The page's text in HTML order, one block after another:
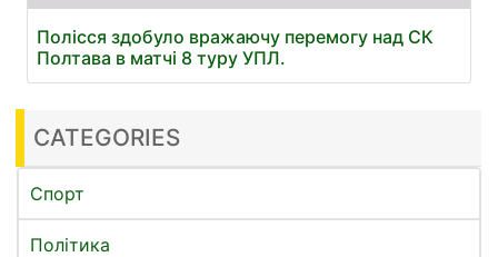
Полісся здобуло вражаючу перемогу над СК
Полтава в матчі 8 туру УПЛ.
CATEGORIES
Спорт
Політика